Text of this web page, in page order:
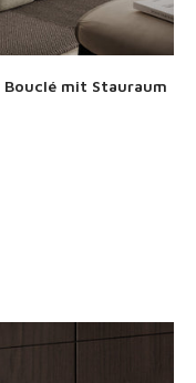
mit Stauraum